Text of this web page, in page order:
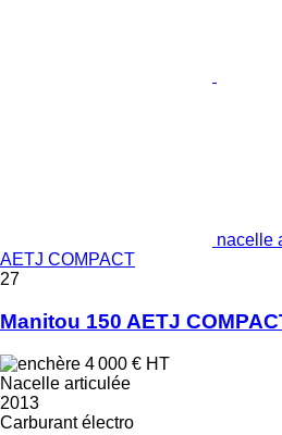
nacelle
AETJ COMPACT
27
Manitou 150 AETJ
4 000 € HT
Nacelle articulée
2013
Carburant électro